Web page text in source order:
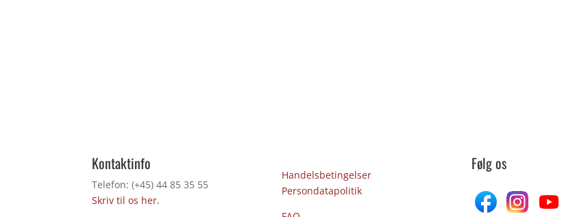
Kontaktinfo
Telefon: (+45) 44 85 35 55
Skriv til os her.
Handelsbetingelser
Persondatapolitik
Følg os